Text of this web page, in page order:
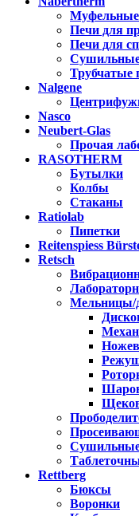
Муфельные
Печи для
Печи для
Трубчатые
Nalgene
Nasco
Neubert-Glas
Прочая
RASOTHERM
Бутылки
Колбы
Стаканы
Ratiolab
Пипетки
Reitenspiess
Retsch
Мельницы/
Rettberg
Бюксы
Воронки